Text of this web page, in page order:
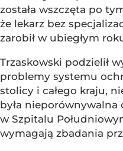
została wszczęta po
że lekarz bez
zarobił w ubiegłym
Trzaskowski podzielił
problemy systemu
stolicy i całego kraju,
była nieporównywalna
w Szpitalu
wymagają zbadania